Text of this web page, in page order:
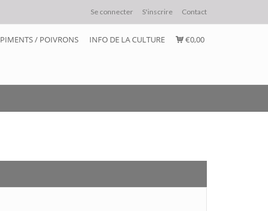
Se connecter S'inscrire Contact
PIMENTS / POIVRONS INFO DE LA CULTURE €0,00